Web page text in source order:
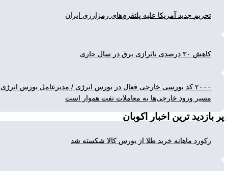
جدید آمریکا علیه پلتفرم‌های رمزارزی ایران
۲۰۰۰ کد بورسی خارجی فعال در بورس انرژی / مدیرعامل بورس انرژی:
ورود خارجی‌ها به معاملات نفت هموار است
تریناخبار اکوبان
ماهانه خرید طلا از بورس کالا شکسته شد